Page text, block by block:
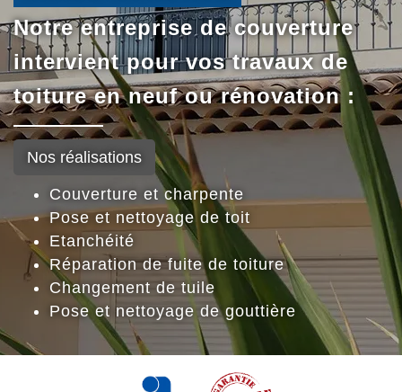
Notre entreprise de couverture
intervient pour vos travaux de
toiture en neuf ou rénovation :
Nos réalisations
Couverture et charpente
Pose et nettoyage de toit
Etanchéité
Réparation de fuite de toiture
Changement de tuile
Pose et nettoyage de gouttière